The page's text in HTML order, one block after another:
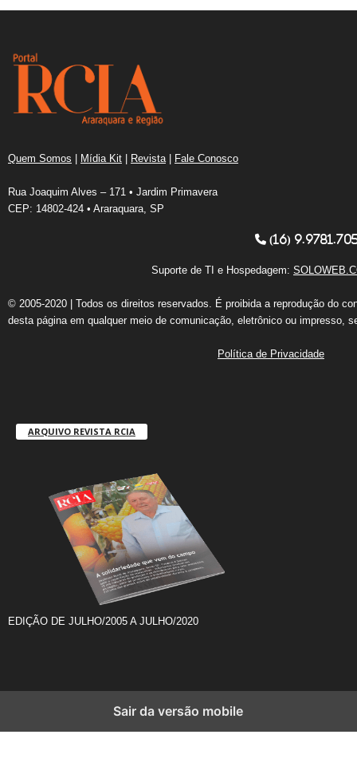
Quem Somos | Mídia Kit | Revista | Fale Conosco
Rua Joaquim Alves – 171 • Jardim Primavera
CEP: 14802-424 • Araraquara, SP
(16)
Suporte de TI e Hospedagem:
© 2005-2020 | Todos os direitos reservados. É proibida a reprodução do
desta página em qualquer meio de comunicação, eletrônico ou impresso,
Política de Privacidade
ARQUIVO REVISTA RCIA
EDIÇÃO DE JULHO/2005 A JULHO/2020
Sair da versão mobile